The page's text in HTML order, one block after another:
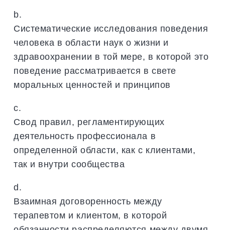
b.
Систематические исследования поведения
человека в области наук о жизни и
здравоохранении в той мере, в которой это
поведение рассматривается в свете
моральных ценностей и принципов
c.
Свод правил, регламентирующих
деятельность профессионала в
определенной области, как с клиентами,
так и внутри сообщества
d.
Взаимная договоренность между
терапевтом и клиентом, в которой